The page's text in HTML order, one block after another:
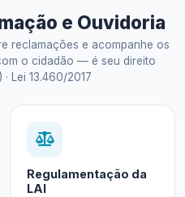
e Ouvidoria
reclamações e acompanhe os
o cidadão — é seu direito
· Lei 13.460/2017
Regulamentação da
LAI